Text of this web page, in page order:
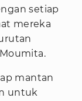
setiap
mereka
mantan
untuk